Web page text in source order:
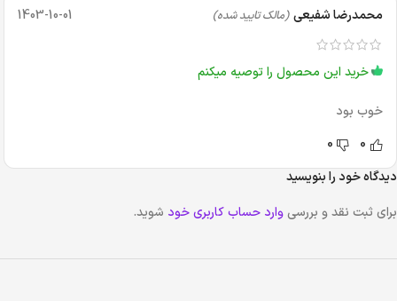
محمدرضا شفیعی (مالک تایید شده) 1403-10-01
خرید این محصول را توصیه میکنم
خوب بود
0
0
دیدگاه خود را بنویسید
برای ثبت نقد و بررسی وارد حساب کاربری خود شوید.